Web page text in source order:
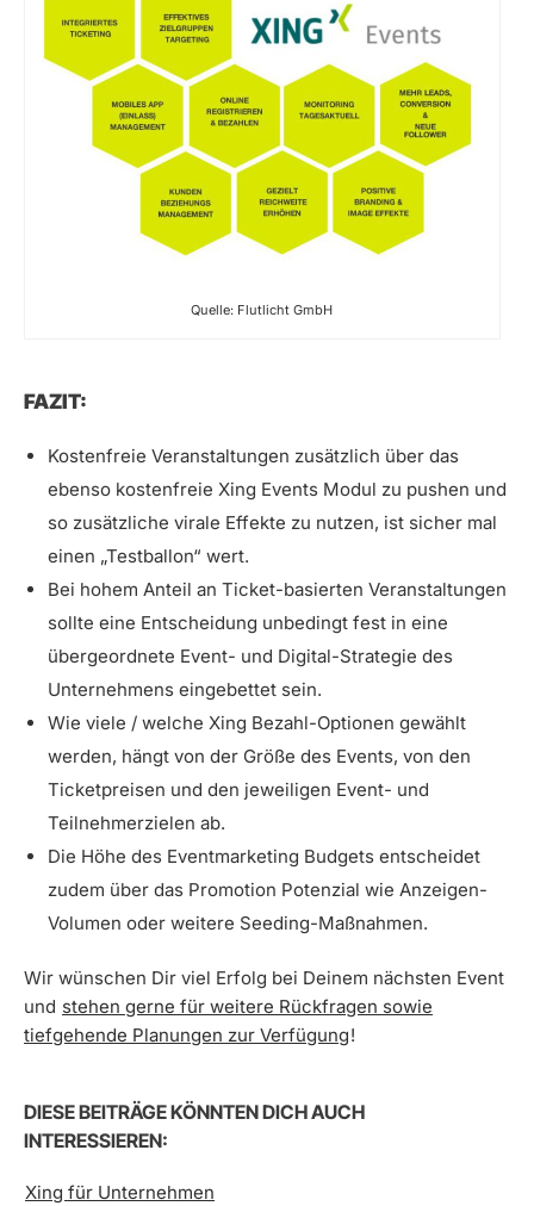
Quelle: Flutlicht GmbH
FAZIT:
Kostenfreie Veranstaltungen zusätzlich über das
ebenso kostenfreie Xing Events Modul zu pushen und
so zusätzliche virale Effekte zu nutzen, ist sicher mal
einen „Testballon“ wert.
Bei hohem Anteil an Ticket-basierten Veranstaltungen
sollte eine Entscheidung unbedingt fest in eine
übergeordnete Event- und Digital-Strategie des
Unternehmens eingebettet sein.
Wie viele / welche Xing Bezahl-Optionen gewählt
werden, hängt von der Größe des Events, von den
Ticketpreisen und den jeweiligen Event- und
Teilnehmerzielen ab.
Die Höhe des Eventmarketing Budgets entscheidet
zudem über das Promotion Potenzial wie Anzeigen-
Volumen oder weitere Seeding-Maßnahmen.
Wir wünschen Dir viel Erfolg bei Deinem nächsten Event
und stehen gerne für weitere Rückfragen sowie
tiefgehende Planungen zur Verfügung!
DIESE BEITRÄGE KÖNNTEN DICH AUCH
INTERESSIEREN:
Xing für Unternehmen